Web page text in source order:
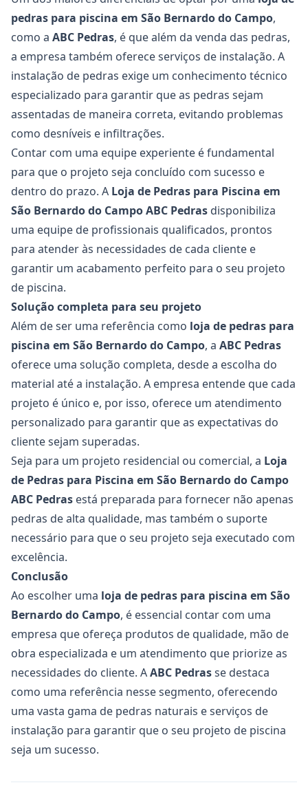
pedras para piscina em São Bernardo do Campo,
como a ABC Pedras, é que além da venda das pedras,
a empresa também oferece serviços de instalação. A
instalação de pedras exige um conhecimento técnico
especializado para garantir que as pedras sejam
assentadas de maneira correta, evitando problemas
como desníveis e infiltrações.
Contar com uma equipe experiente é fundamental
para que o projeto seja concluído com sucesso e
dentro do prazo. A Loja de Pedras para Piscina em
São Bernardo do Campo ABC Pedras disponibiliza
uma equipe de profissionais qualificados, prontos
para atender às necessidades de cada cliente e
garantir um acabamento perfeito para o seu projeto
de piscina.
Solução completa para seu projeto
Além de ser uma referência como loja de pedras para
piscina em São Bernardo do Campo, a ABC Pedras
oferece uma solução completa, desde a escolha do
material até a instalação. A empresa entende que cada
projeto é único e, por isso, oferece um atendimento
personalizado para garantir que as expectativas do
cliente sejam superadas.
Seja para um projeto residencial ou comercial, a Loja
de Pedras para Piscina em São Bernardo do Campo
ABC Pedras está preparada para fornecer não apenas
pedras de alta qualidade, mas também o suporte
necessário para que o seu projeto seja executado com
excelência.
Conclusão
Ao escolher uma loja de pedras para piscina em São
Bernardo do Campo, é essencial contar com uma
empresa que ofereça produtos de qualidade, mão de
obra especializada e um atendimento que priorize as
necessidades do cliente. AABC Pedrasse destaca
como uma referência nesse segmento, oferecendo
uma vasta gama de pedras naturais e serviços de
instalação para garantir que o seu projeto de piscina
seja um sucesso.